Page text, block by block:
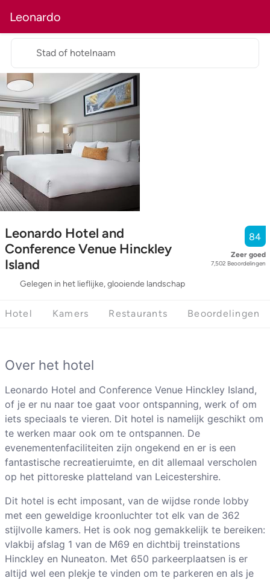
Leonardo
Leonardo Hotel and
Conference Venue Hinckley
Island
Gelegen in het lieflijke, glooiende landschap
84
Zeer goed
7,502 Beoordelingen
Stad of hotelnaam
Hotel Kamers Restaurants Beoordelingen
Over het hotel
Leonardo Hotel and Conference Venue Hinckley Island,
of je er nu naar toe gaat voor ontspanning, werk of om
iets speciaals te vieren. Dit hotel is namelijk geschikt om
te werken maar ook om te ontspannen. De
evenementenfaciliteiten zijn ongekend en er is een
fantastische recreatieruimte, en dit allemaal verscholen
op het pittoreske platteland van Leicestershire.
Dit hotel is echt imposant, van de wijdse ronde lobby
met een geweldige kroonluchter tot elk van de 362
stijlvolle kamers. Het is ook nog gemakkelijk te bereiken:
vlakbij afslag 1 van de M69 en dichtbij treinstations
Hinckley en Nuneaton. Met 650 parkeerplaatsen is er
altijd wel een plekje te vinden om te parkeren en als je